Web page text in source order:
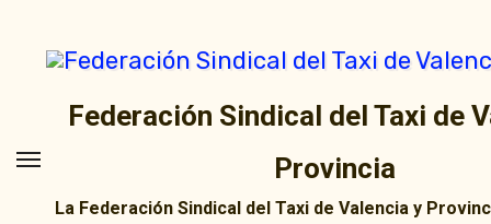
contenido
Federación Sindical del Taxi de
Provincia
La Federación Sindical del Taxi de Valencia y